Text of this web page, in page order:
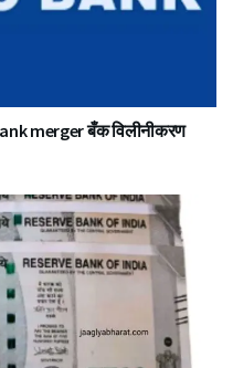
merger बँक विलीनीकरण